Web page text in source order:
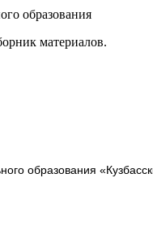
образования
материалов.
образования